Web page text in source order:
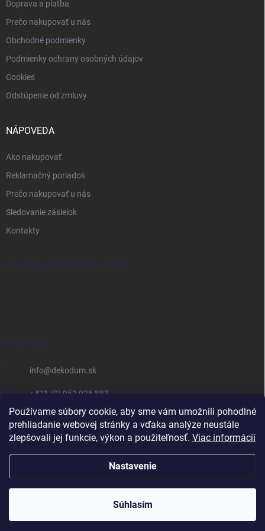
Používame súbory cookie, aby sme vám umožnili pohodlné
prehliadanie webovej stránky a vďaka analýze neustále
zlepšovali jej funkcie, výkon a použiteľnosť. Viac informácií
Nastavenie
Súhlasím
Doprava a platba
Prečo nakupovať u nás
Obchodné podmienky
Podmienky ochrany osobných údajov
Cookies
Odstúpenie od zmluvy
NÁPOVEDA
Ako nakupovať
Reklamačný poriadok
Prečo nakupovať u nás
Sledovanie zásielok
Kontakty
PRIJÍMAME ONLINE PLATBY
KONTAKT
info@dekodum.sk
+421 (0) 952 026 883
Dekodum.sk . Všetky práva vyhradené.
06.08.2026 RECENZIE